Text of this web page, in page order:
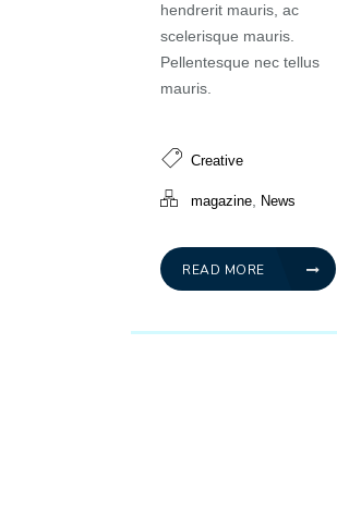
hendrerit mauris, ac
scelerisque mauris.
Pellentesque nec tellus
mauris.
Creative
magazine News
READ MORE